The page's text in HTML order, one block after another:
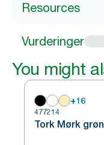
Resources
Vurderinger
You might
+16
477214
Tork Mørk